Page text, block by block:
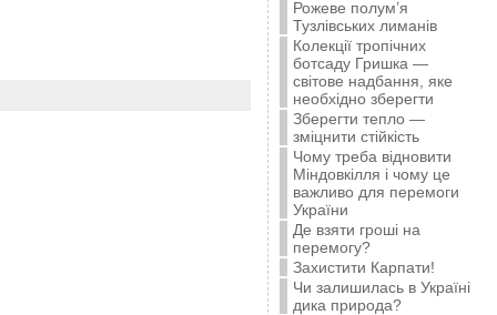
Рожеве полум’я
Тузлівських лиманів
Колекції тропічних
ботсаду Гришка —
світове надбання, яке
необхідно зберегти
Зберегти тепло —
зміцнити стійкість
Чому треба відновити
Міндовкілля і чому це
важливо для перемоги
України
Де взяти гроші на
перемогу?
Захистити Карпати!
Чи залишилась в Україні
дика природа?